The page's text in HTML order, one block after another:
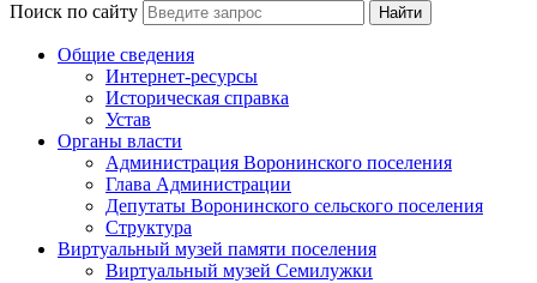
Поиск по сайту Найти
Общие сведения
Интернет-ресурсы
Историческая справка
Устав
Органы власти
Администрация Воронинского поселения
Глава Администрации
Депутаты Воронинского сельского поселения
Структура
Виртуальный музей памяти поселения
Виртуальный музей Семилужки